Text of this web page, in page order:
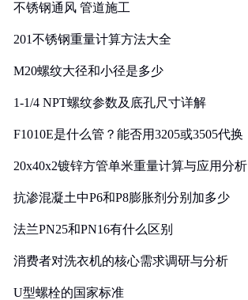
不锈钢通风 管道施工
201不锈钢重量计算方法大全
M20螺纹大径和小径是多少
1-1/4 NPT螺纹参数及底孔尺寸详解
F1010E是什么管？能否用3205或3505代换
20x40x2镀锌方管单米重量计算与应用分析
抗渗混凝土中P6和P8膨胀剂分别加多少
法兰PN25和PN16有什么区别
消费者对洗衣机的核心需求调研与分析
U型螺栓的国家标准